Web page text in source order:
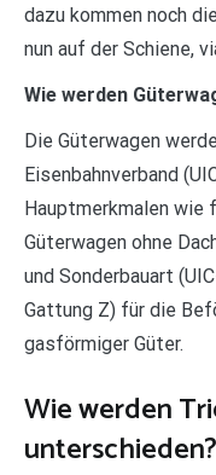
dazu kommen noch
nun auf der Schiene,
Wie werden
Die Güterwagen
Eisenbahnverband
Hauptmerkmalen
Güterwagen ohne
und Sonderbauart
Gattung Z) für die
gasförmiger Güter.
Wie werden
unterschieden?